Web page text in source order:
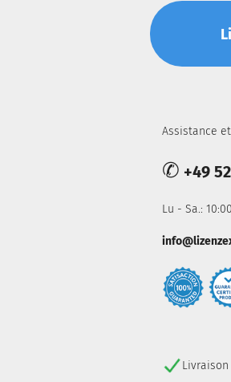
Assistance
✆ +49
Lu - Sa.: